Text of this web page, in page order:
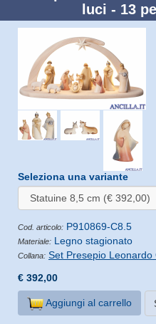
luci - 13
Seleziona una variante
Cod. articolo: P910869-C8.5
Materiale: Legno stagionato
Collana: Set Presepio Leonardo
€ 392,00
Aggiungi al carrello